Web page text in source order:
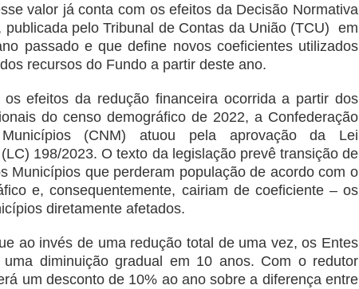
valor já conta com os efeitos da Decisão Normativa
publicada pelo Tribunal de Contas da União (TCU) em
passado e que define novos coeficientes utilizados
recursos do Fundo a partir deste ano.
os efeitos da redução financeira ocorrida a partir dos
do censo demográfico de 2022, a Confederação
(CNM) atuou pela aprovação da Lei
198/2023. O texto da legislação prevê transição de
Municípios que perderam população de acordo com o
e, consequentemente, cairiam de coeficiente – os
diretamente afetados.
ao invés de uma redução total de uma vez, os Entes
uma diminuição gradual em 10 anos. Com o redutor
um desconto de 10% ao ano sobre a diferença entre